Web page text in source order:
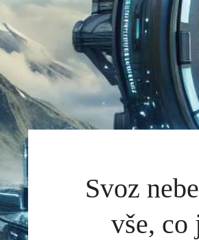
Svoz
vše, co